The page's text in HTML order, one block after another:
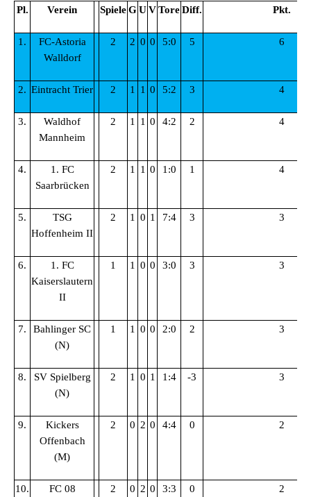
Pl. Verein SpieleGUVToreDiff. Pkt.
1.
FC-Astoria
Walldorf
2 2 0 0 5:0 5 6
2. Eintracht Trier 2 1 1 0 5:2 3 4
3.
Waldhof
Mannheim
2 1 1 0 4:2 2 4
4.
1. FC
Saarbrücken
2 1 1 0 1:0 1 4
5.
TSG
Hoffenheim II
2 1 0 1 7:4 3 3
6.
1. FC
Kaiserslautern
II
1 1 0 0 3:0 3 3
7.
Bahlinger SC
(N)
1 1 0 0 2:0 2 3
8.
SV Spielberg
(N)
2 1 0 1 1:4 -3 3
9.
Kickers
Offenbach
(M)
2 0 2 0 4:4 0 2
10.
FC 08
2 0 2 0 3:3 0 2